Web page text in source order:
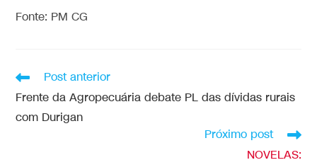
Fonte: PM CG
Post anterior
Frente da Agropecuária debate PL das dívidas rurais
com Durigan
Próximo post
NOVELAS: